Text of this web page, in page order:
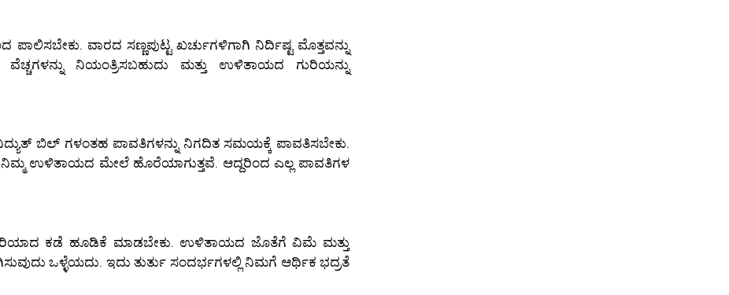
ವಾರದ ಸಣ್ಣಪುಟ್ಟ ಖರ್ಚುಗಳಿಗಾಗಿ ನಿರ್ದಿಷ್ಟ ಮೊತ್ತವನ್ನು
ನಿಯಂತ್ರಿಸಬಹುದು ಮತ್ತು ಉಳಿತಾಯದ ಗುರಿಯನ್ನು
ಬಿಲ್ ಗಳಂತಹ ಪಾವತಿಗಳನ್ನು ನಿಗದಿತ ಸಮಯಕ್ಕೆ ಪಾವತಿಸಬೇಕು.
ಉಳಿತಾಯದ ಮೇಲೆ ಹೊರೆಯಾಗುತ್ತವೆ. ಆದ್ದರಿಂದ ಎಲ್ಲ ಪಾವತಿಗಳ
ಕಡೆ ಹೂಡಿಕೆ ಮಾಡಬೇಕು. ಉಳಿತಾಯದ ಜೊತೆಗೆ ವಿಮೆ ಮತ್ತು
ಒಳ್ಳೆಯದು. ಇದು ತುರ್ತು ಸಂದರ್ಭಗಳಲ್ಲಿ ನಿಮಗೆ ಆರ್ಥಿಕ ಭದ್ರತೆ